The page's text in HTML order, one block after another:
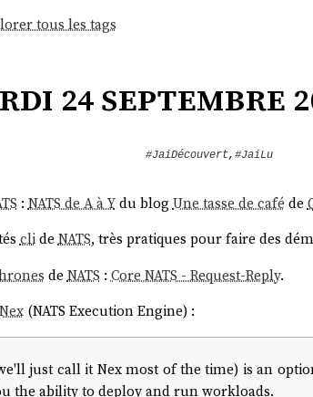
tous les tags
24 septembre
#JaiDécouvert, #JaiLu
: NATS de A à Ydu blogUne tasse de café de
clideNATS, très pratiques pour faire des
de NATS : Core NATS - Request-Reply.
(NATS Execution Engine) :
just call it Nex most of the time) is an
the ability to deploy and run workloads.